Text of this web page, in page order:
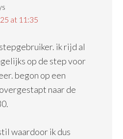
at 11:35
ik rijd al
op de step voor
begon op een
naar de
waardoor ik dus